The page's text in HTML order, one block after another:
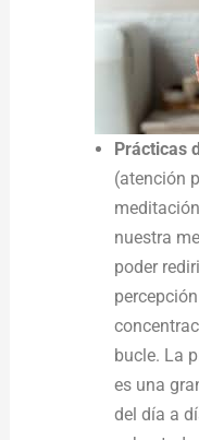
Prácticas
(atención
nuestra
poder
bucle. La
es una
del día a